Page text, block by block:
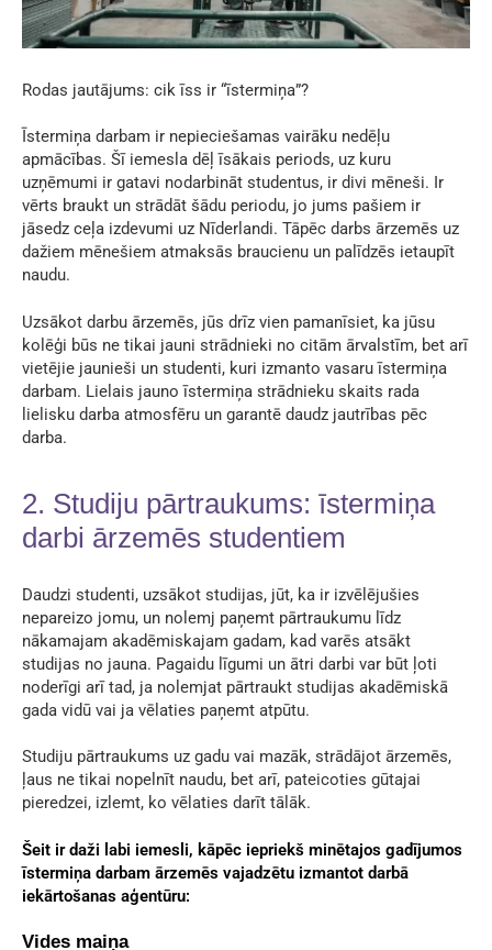
Rodas jautājums: cik īss ir “īstermiņa”?
Īstermiņa darbam ir nepieciešamas vairāku nedēļu
apmācības. Šī iemesla dēļ īsākais periods, uz kuru
uzņēmumi ir gatavi nodarbināt studentus, ir divi mēneši. Ir
vērts braukt un strādāt šādu periodu, jo jums pašiem ir
jāsedz ceļa izdevumi uz Nīderlandi. Tāpēc darbs ārzemēs uz
dažiem mēnešiem atmaksās braucienu un palīdzēs ietaupīt
naudu.
Uzsākot darbu ārzemēs, jūs drīz vien pamanīsiet, ka jūsu
kolēģi būs ne tikai jauni strādnieki no citām ārvalstīm, bet arī
vietējie jaunieši un studenti, kuri izmanto vasaru īstermiņa
darbam. Lielais jauno īstermiņa strādnieku skaits rada
lielisku darba atmosfēru un garantē daudz jautrības pēc
darba.
2. Studiju pārtraukums: īstermiņa
darbi ārzemēs studentiem
Daudzi studenti, uzsākot studijas, jūt, ka ir izvēlējušies
nepareizo jomu, un nolemj paņemt pārtraukumu līdz
nākamajam akadēmiskajam gadam, kad varēs atsākt
studijas no jauna. Pagaidu līgumi un ātri darbi var būt ļoti
noderīgi arī tad, ja nolemjat pārtraukt studijas akadēmiskā
gada vidū vai ja vēlaties paņemt atpūtu.
Studiju pārtraukums uz gadu vai mazāk, strādājot ārzemēs,
ļaus ne tikai nopelnīt naudu, bet arī, pateicoties gūtajai
pieredzei, izlemt, ko vēlaties darīt tālāk.
Šeit ir daži labi iemesli, kāpēc iepriekš minētajos gadījumos
īstermiņa darbam ārzemēs vajadzētu izmantot darbā
iekārtošanas aģentūru:
Vides maiņa